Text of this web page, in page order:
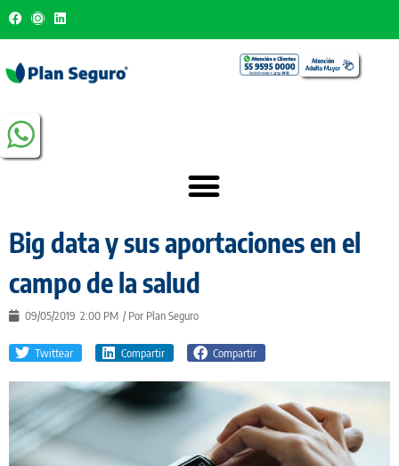
Big data y sus aportaciones en el
campo de la salud
09/05/2019 2:00 PM / Por Plan Seguro
Twittear Compartir Compartir